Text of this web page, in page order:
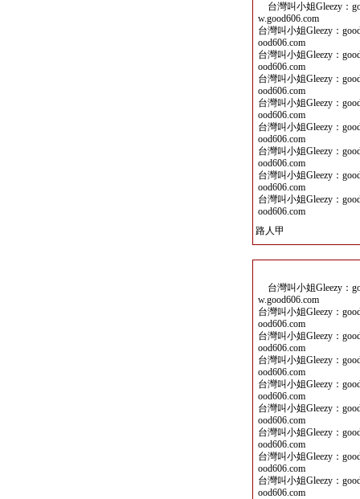
台灣叫小姐Gleezy：
w.good606.com
台灣叫小姐Gleezy：
ood606.com
台灣叫小姐Gleezy：
ood606.com
台灣叫小姐Gleezy：
ood606.com
台灣叫小姐Gleezy：
ood606.com
台灣叫小姐Gleezy：
ood606.com
台灣叫小姐Gleezy：
ood606.com
台灣叫小姐Gleezy：
ood606.com
台灣叫小姐Gleezy：
ood606.com
路人甲
台灣叫小姐Gleezy：
w.good606.com
台灣叫小姐Gleezy：
ood606.com
台灣叫小姐Gleezy：
ood606.com
台灣叫小姐Gleezy：
ood606.com
台灣叫小姐Gleezy：
ood606.com
台灣叫小姐Gleezy：
ood606.com
台灣叫小姐Gleezy：
ood606.com
台灣叫小姐Gleezy：
ood606.com
台灣叫小姐Gleezy：
ood606.com